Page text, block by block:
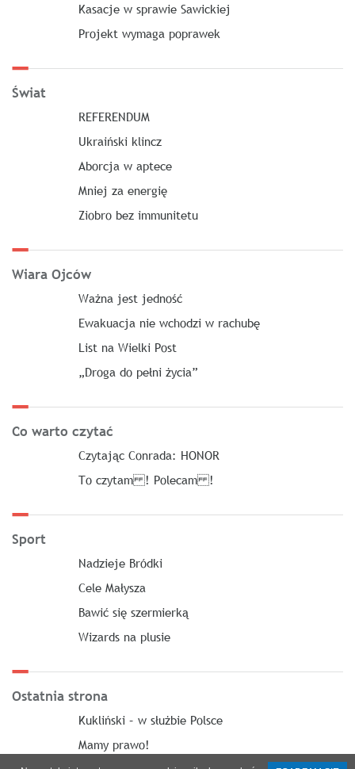
Kasacje w sprawie Sawickiej
Projekt wymaga poprawek
Świat
REFERENDUM
Ukraiński klincz
Aborcja w aptece
Mniej za energię
Ziobro bez immunitetu
Wiara Ojców
Ważna jest jedność
Ewakuacja nie wchodzi w rachubę
List na Wielki Post
„Droga do pełni życia”
Co warto czytać
Czytając Conrada: HONOR
To czytam ! Polecam !
Sport
Nadzieje Bródki
Cele Małysza
Bawić się szermierką
Wizards na plusie
Ostatnia strona
Kukliński – w służbie Polsce
Mamy prawo!